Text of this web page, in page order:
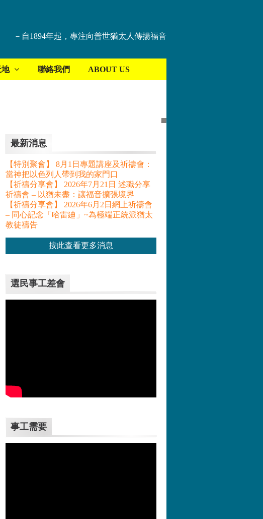
－自1894年起，專注向普世猶太人傳揚福音
地 聯絡我們 ABOUT US
最新消息
【特別聚會】 8月1日專題講座及祈禱會：
當神把以色列人帶到我的家門口
【祈禱分享會】 2026年7月21日 述職分享
祈禱會 – 以猶未盡：讓福音擴張境界
【祈禱分享會】 2026年6月2日網上祈禱會
– 同心記念「哈雷廸」~為極端正統派猶太
教徒禱告
按此查看更多消息
選民事工差會
事工需要